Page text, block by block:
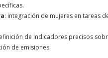
: integración de mujeres en tareas
de indicadores precisos
de emisiones.